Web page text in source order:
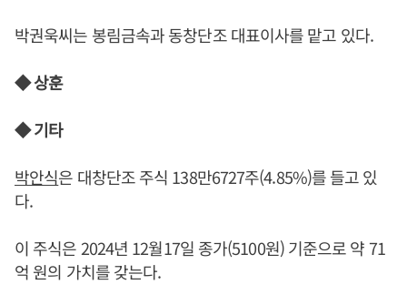
박권욱씨는 봉림금속과 동창단조 대표이사를 맡고 있다.
◆ 상훈
◆ 기타
박안식은 대창단조 주식 138만6727주(4.85%)를 들고 있
다.
이 주식은 2024년 12월17일 종가(5100원) 기준으로 약 71
억 원의 가치를 갖는다.